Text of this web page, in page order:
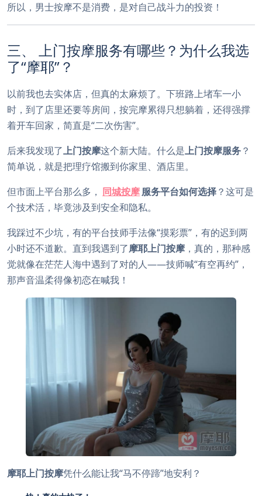
所以，男士按摩不是消费，是对自己战斗力的投资！
三、 上门按摩服务有哪些？为什么我选
了“摩耶”？
以前我也去实体店，但真的太麻烦了。下班路上堵车一小
时，到了店里还要等房间，按完摩累得只想躺着，还得强撑
着开车回家，简直是“二次伤害”。
后来我发现了上门按摩这个新大陆。什么是上门按摩服务？
简单说，就是把理疗馆搬到你家里、酒店里。
但市面上平台那么多， 同城按摩服务平台如何选择？这可是
个技术活，毕竟涉及到安全和隐私。
我踩过不少坑，有的平台技师手法像“摸彩票”，有的迟到两
小时还不道歉。直到我遇到了摩耶上门按摩 ，真的，那种感
觉就像在茫茫人海中遇到了对的人——技师喊“有空再约”，
那声音温柔得像初恋在喊我！
摩耶上门按摩凭什么能让我“马不停蹄”地安利？